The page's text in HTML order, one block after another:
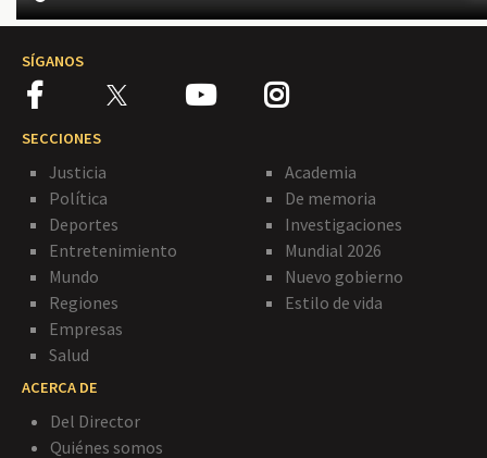
SÍGANOS
SECCIONES
Justicia
Política
Deportes
Entretenimiento
Mundo
Regiones
Empresas
Salud
Academia
De memoria
Investigaciones
Mundial 2026
Nuevo gobierno
Estilo de vida
ACERCA DE
Del Director
Quiénes somos